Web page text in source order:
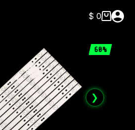
Carro
$ 0
60%
❯